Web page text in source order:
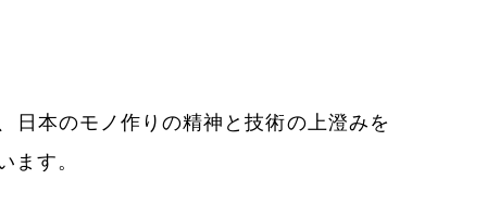
日本のモノ作りの精神と技術の上澄みを
ます。